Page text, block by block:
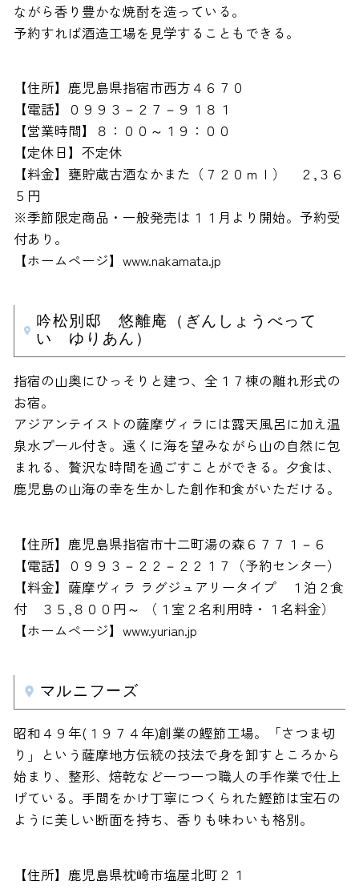
ながら香り豊かな焼酎を造っている。
予約すれば酒造工場を見学することもできる。
【住所】鹿児島県指宿市西方４６７０
【電話】０９９３－２７－９１８１
【営業時間】８：００～１９：００
【定休日】不定休
【料金】甕貯蔵古酒なかまた（７２０ｍｌ） ２,３６
５円
※季節限定商品・一般発売は１１月より開始。予約受
付あり。
【ホームページ】www.nakamata.jp
吟松別邸 悠離庵（ぎんしょうべって
い ゆりあん）
指宿の山奥にひっそりと建つ、全１７棟の離れ形式の
お宿。
アジアンテイストの薩摩ヴィラには露天風呂に加え温
泉水プール付き。遠くに海を望みながら山の自然に包
まれる、贅沢な時間を過ごすことができる。夕食は、
鹿児島の山海の幸を生かした創作和食がいただける。
【住所】鹿児島県指宿市十二町湯の森６７７１－６
【電話】０９９３－２２－２２１７（予約センター）
【料金】薩摩ヴィラ ラグジュアリータイプ １泊２食
付 ３５,８００円～ （１室２名利用時・１名料金）
【ホームページ】www.yurian.jp
マルニフーズ
昭和４９年(１９７４年)創業の鰹節工場。「さつま切
り」という薩摩地方伝統の技法で身を卸すところから
始まり、整形、焙乾など一つ一つ職人の手作業で仕上
げている。手間をかけ丁寧につくられた鰹節は宝石の
ように美しい断面を持ち、香りも味わいも格別。
【住所】鹿児島県枕崎市塩屋北町２１